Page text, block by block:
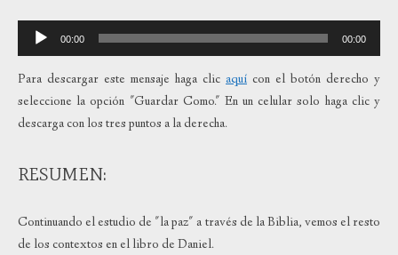
Reproductor
de
audio
00:00 00:00
Para descargar este mensaje haga clic aquí con el botón derecho y
seleccione la opción "Guardar Como." En un celular solo haga clic y
descarga con los tres puntos a la derecha.
RESUMEN:
Continuando el estudio de "la paz" a través de la Biblia, vemos el resto
de los contextos en el libro de Daniel.